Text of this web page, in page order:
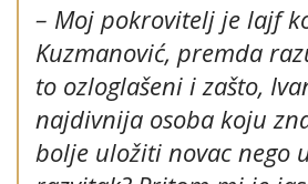
– Moj pokrovitelj je lajf
Kuzmanović, premda
to ozloglašeni i zašto,
najdivnija osoba koju
bolje uložiti novac nego